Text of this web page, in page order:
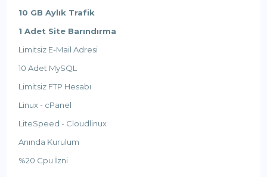
10 GB Aylık Trafik
1 Adet Site Barındırma
Limitsiz E-Mail Adresi
10 Adet MySQL
Limitsiz FTP Hesabı
Linux - cPanel
LiteSpeed - Cloudlinux
Anında Kurulum
%20 Cpu İzni